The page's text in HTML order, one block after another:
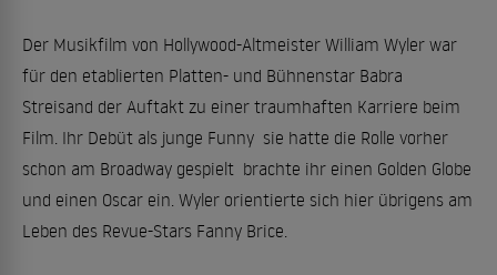
Der Musikfilm von Hollywood-Altmeister William Wyler war
für den etablierten Platten- und Bühnenstar Babra
Streisand der Auftakt zu einer traumhaften Karriere beim
Film. Ihr Debüt als junge Funny  sie hatte die Rolle vorher
schon am Broadway gespielt  brachte ihr einen Golden Globe
und einen Oscar ein. Wyler orientierte sich hier übrigens am
Leben des Revue-Stars Fanny Brice.